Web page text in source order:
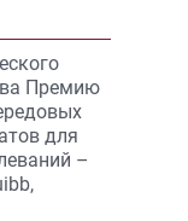
Премию
для
–